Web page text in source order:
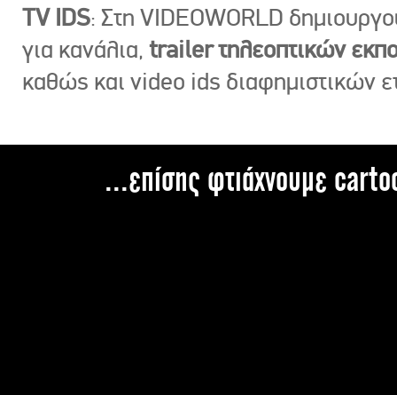
TV IDS: Στη VIDEOWORLD
για κανάλια, trailer τηλεοπτικών
καθώς και video ids διαφημιστικών
...επίσης φτιάχνουμε